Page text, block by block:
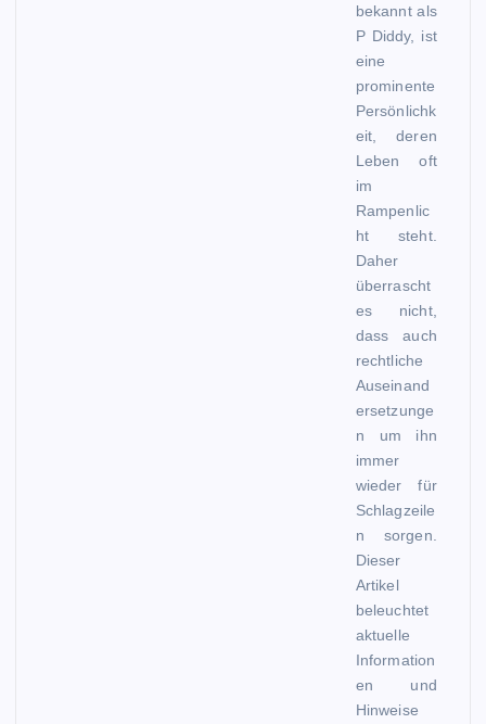
bekannt als
P Diddy, ist
eine
prominente
Persönlichk
eit, deren
Leben oft
im
Rampenlic
ht steht.
Daher
überrascht
es nicht,
dass auch
rechtliche
Auseinand
ersetzunge
n um ihn
immer
wieder für
Schlagzeile
n sorgen.
Dieser
Artikel
beleuchtet
aktuelle
Information
en und
Hinweise